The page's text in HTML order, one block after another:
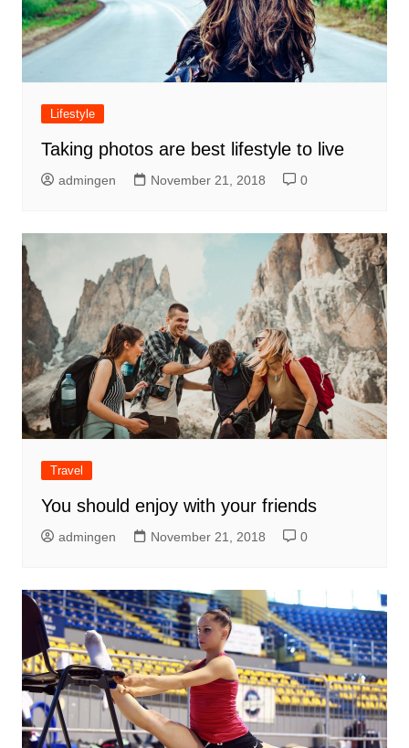
Lifestyle
Taking photos are best lifestyle to live
admingen November 21, 2018 0
Travel
You should enjoy with your friends
admingen November 21, 2018 0